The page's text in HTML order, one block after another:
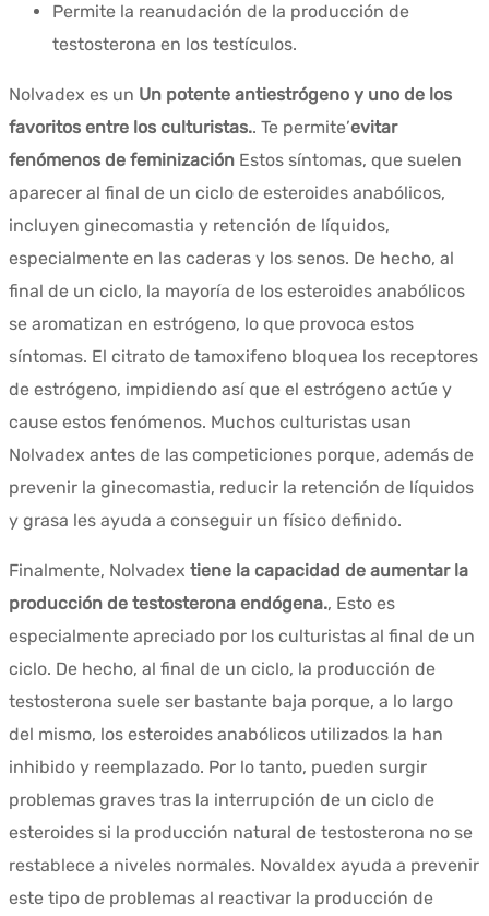
Permite la reanudación de la producción de
testosterona en los testículos.
Nolvadex es un Un potente antiestrógeno y uno de los
favoritos entre los culturistas.. Te permite’evitar
fenómenos de feminización Estos síntomas, que suelen
aparecer al final de un ciclo de esteroides anabólicos,
incluyen ginecomastia y retención de líquidos,
especialmente en las caderas y los senos. De hecho, al
final de un ciclo, la mayoría de los esteroides anabólicos
se aromatizan en estrógeno, lo que provoca estos
síntomas. El citrato de tamoxifeno bloquea los receptores
de estrógeno, impidiendo así que el estrógeno actúe y
cause estos fenómenos. Muchos culturistas usan
Nolvadex antes de las competiciones porque, además de
prevenir la ginecomastia, reducir la retención de líquidos
y grasa les ayuda a conseguir un físico definido.
Finalmente, Nolvadex tiene la capacidad de aumentar la
producción de testosterona endógena., Esto es
especialmente apreciado por los culturistas al final de un
ciclo. De hecho, al final de un ciclo, la producción de
testosterona suele ser bastante baja porque, a lo largo
del mismo, los esteroides anabólicos utilizados la han
inhibido y reemplazado. Por lo tanto, pueden surgir
problemas graves tras la interrupción de un ciclo de
esteroides si la producción natural de testosterona no se
restablece a niveles normales. Novaldex ayuda a prevenir
este tipo de problemas al reactivar la producción de